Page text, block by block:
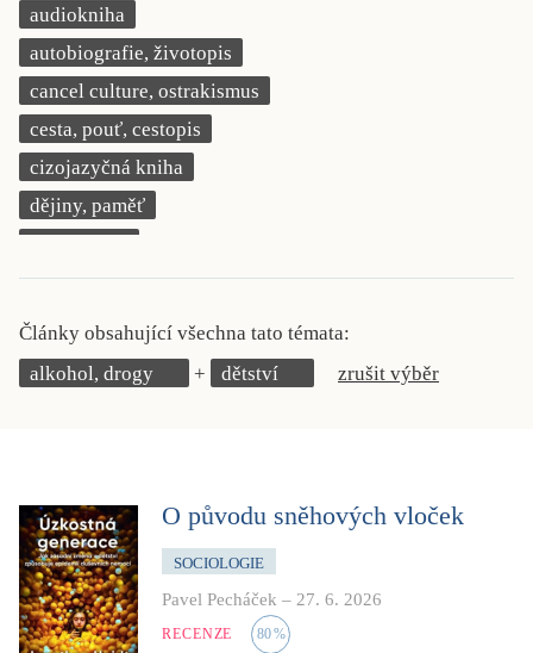
audiokniha
autobiografie, životopis
cancel culture, ostrakismus
cesta, pouť, cestopis
cizojazyčná kniha
dějiny, paměť
deník, korespondence, svědectví
děti 0 až 3 roky
dětství
dezinformace, extremismus
divadlo
dobrodružství, napětí
Články obsahující všechna tato témata:
alkohol, drogy
dětství zrušit výběr
O původu sněhových vloček
SOCIOLOGIE
Pavel Pecháček – 27. 6. 2026
RECENZE 80%